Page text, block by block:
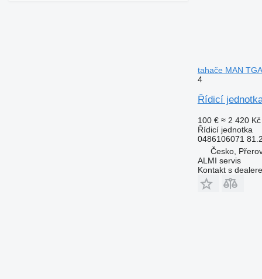
tahače MAN TGA
4
Řídicí
100 € ≈ 2 420 Kč
Řídicí jednotka
0486106071
Česko,
ALMI servis
Kontakt s